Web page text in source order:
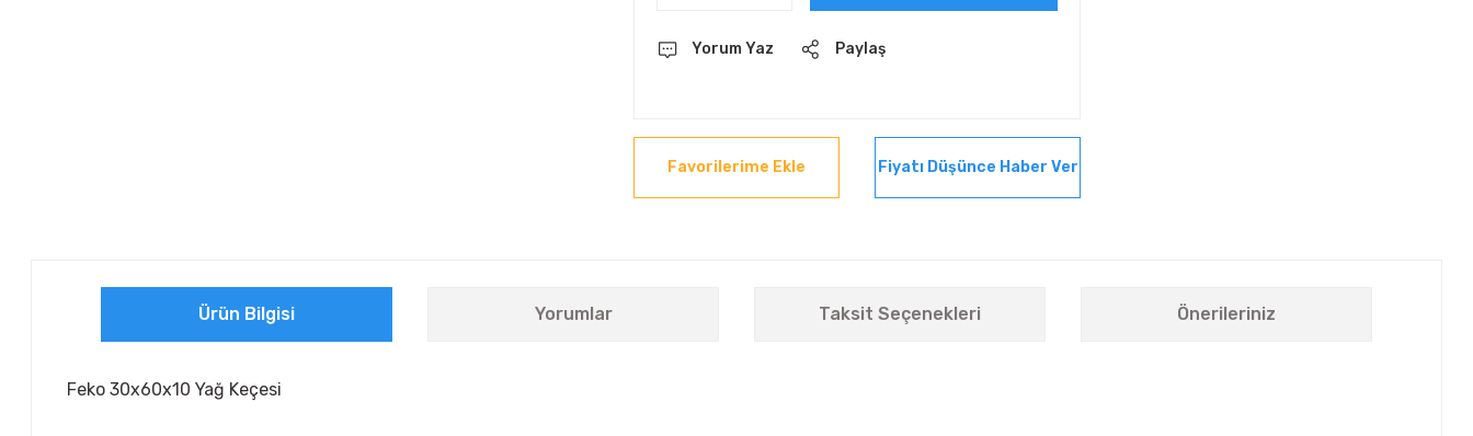
Yorum Yaz Paylaş
Fiyatı Düşünce Haber Ver
Ürün Bilgisi Yorumlar Taksit Seçenekleri Önerileriniz
Feko 30x60x10 Yağ Keçesi